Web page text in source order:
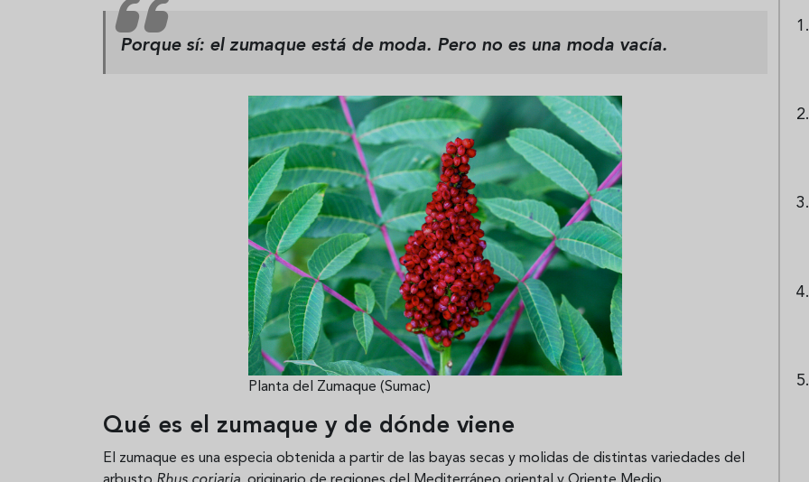
Porque sí: el zumaque está de moda. Pero no es una moda vacía.
Planta del Zumaque (Sumac)
Qué es el zumaque y de dónde viene
El zumaque es una especia obtenida a partir de las bayas secas y molidas de distintas variedades del